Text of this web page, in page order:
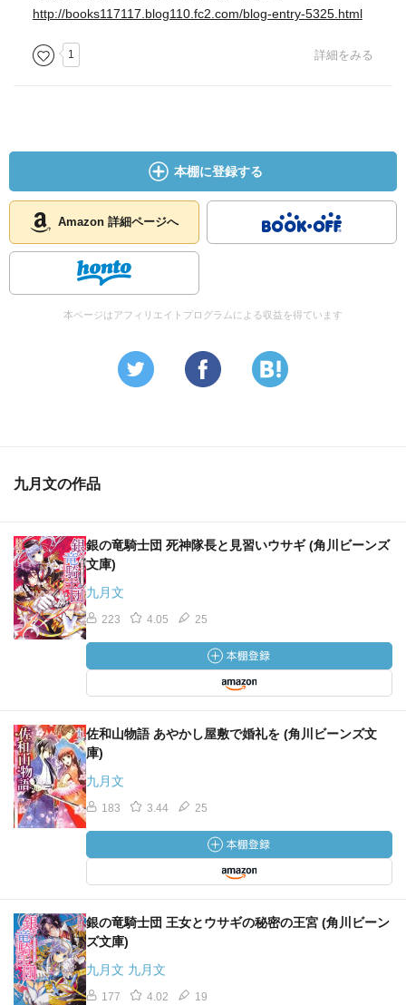
http://books117117.blog110.fc2.com/blog-entry-5325.html
1 詳細をみる
本棚に登録する
Amazon 詳細ページへ
本ページはアフィリエイトプログラムによる収益を得ています
九月文の作品
銀の竜騎士団 死神隊長と見習いウサギ (角川ビーンズ
文庫)
九月文
223 4.05 25
佐和山物語 あやかし屋敷で婚礼を (角川ビーンズ文
庫)
九月文
183 3.44 25
銀の竜騎士団 王女とウサギの秘密の王宮 (角川ビーン
ズ文庫)
九月文 九月文
177 4.02 19